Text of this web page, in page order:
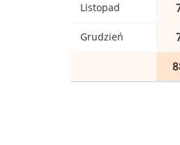
Listopad
Grudzień